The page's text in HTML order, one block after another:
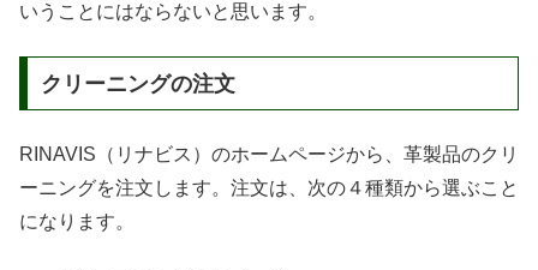
いうことにはならないと思います。
クリーニングの注文
RINAVIS（リナビス）のホームページから、革製品のクリ
ーニングを注文します。注文は、次の４種類から選ぶこと
になります。